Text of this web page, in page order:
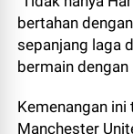
bertahan
sepanjang laga
bermain
Kemenangan
Manchester